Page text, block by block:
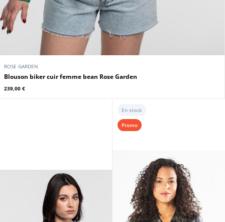
ROSE GARDEN
Blouson biker cuir femme bean Rose Garden
239,00 €
En stock
Promo